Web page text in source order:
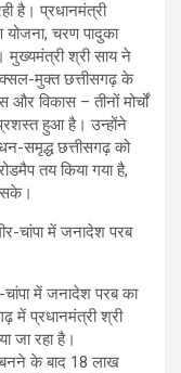
है। प्रधानमंत्री
चरण पादुका
मुख्यमंत्री श्री साय ने
मुक्त छत्तीसगढ़ के
और विकास – तीनों मोर्चों
प्रशस्त हुआ है। उन्होंने
समृद्ध छत्तीसगढ़ को
तय किया गया है,
सके।
में जनादेश परब का
में प्रधानमंत्री श्री
जा रहा है।
बनने के बाद 18 लाख